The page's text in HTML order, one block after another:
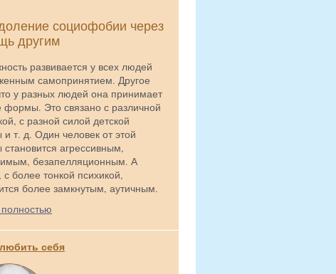
социофобии через
другим
развивается у всех людей
самопринятием. Другое
у разных людей она принимает
формы. Это связано с различной
с разной силой детской
и т. д. Один человек от этой
агрессивным,
безапелляционным. А
с более тонкой психикой,
более замкнутым, аутичным.
полностью
себя